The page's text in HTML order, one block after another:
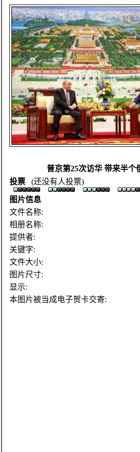
普京第25次访华 带来半个
投票
(还没有人投票)
图片信息
文件名称:
相册名称:
提供者:
关键字:
文件大小:
图片尺寸:
显示:
本图片被当成电子贺卡交寄: